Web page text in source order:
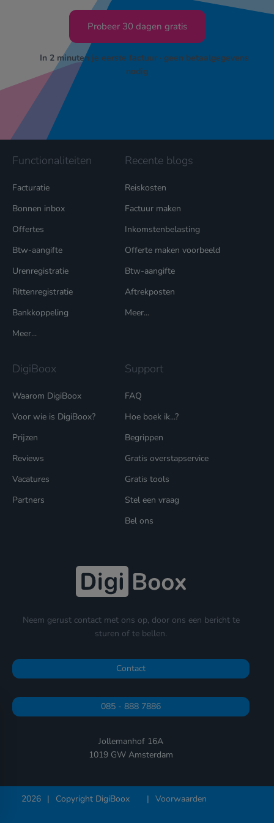
Probeer 30 dagen gratis
In 2 minuten je eerste factuur · geen betaalgegevens
nodig
Neem gerust contact met ons op, door ons een bericht te
sturen of te bellen.
Contact
085 - 888 7886
Jollemanhof 16A
1019 GW Amsterdam
Functionaliteiten
Facturatie
Bonnen inbox
Offertes
Btw-aangifte
Urenregistratie
Rittenregistratie
Bankkoppeling
Meer...
Recente blogs
Reiskosten
Factuur maken
Inkomstenbelasting
Offerte maken voorbeeld
Btw-aangifte
Aftrekposten
Meer...
DigiBoox
Waarom DigiBoox
Voor wie is DigiBoox?
Prijzen
Reviews
Vacatures
Partners
Support
FAQ
Hoe boek ik...?
Begrippen
Gratis overstapservice
Gratis tools
Stel een vraag
Bel ons
2026 | Copyright DigiBoox | Voorwaarden
Geen zorgen, wij houden ook niet van spam.